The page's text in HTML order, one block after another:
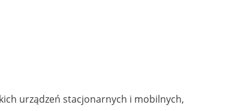
urządzeń stacjonarnych i mobilnych,